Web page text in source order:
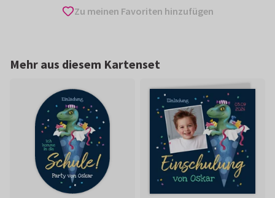
Zu meinen Favoriten hinzufügen
Mehr aus diesem Kartenset